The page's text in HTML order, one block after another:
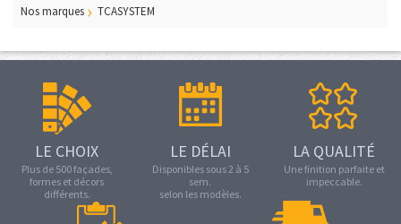
Nos marques TCASYSTEM
LE CHOIX
Plus de 500 façades,
formes et décors
différents.
LE DÉLAI
Disponibles sous 2 à 5
sem.
selon les modèles.
LA QUALITÉ
Une finition parfaite et
impeccable.